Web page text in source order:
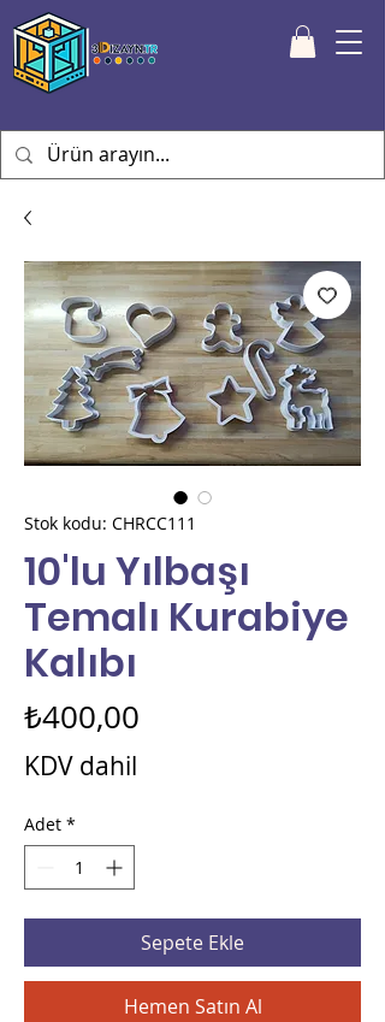
Stok kodu: CHRCC111
10'lu Yılbaşı
Temalı Kurabiye
Kalıbı
₺400,00
KDV dahil
Adet *
Sepete Ekle
Hemen Satın Al